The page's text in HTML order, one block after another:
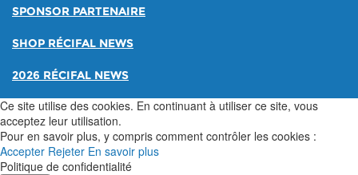
SPONSOR PARTENAIRE
SHOP RÉCIFAL NEWS
2026 RÉCIFAL NEWS
Ce site utilise des cookies. En continuant à utiliser ce site, vous
acceptez leur utilisation.
Pour en savoir plus, y compris comment contrôler les cookies :
Accepter Rejeter En savoir plus
Politique de confidentialité